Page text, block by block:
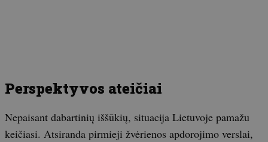
Perspektyvos ateičiai
Nepaisant dabartinių iššūkių, situacija Lietuvoje pamažu
keičiasi. Atsiranda pirmieji žvėrienos apdorojimo verslai,